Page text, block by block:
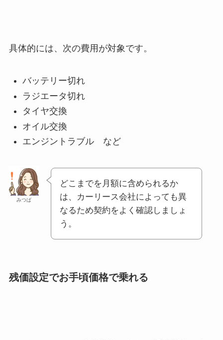
具体的には、次の費用が対象です。
バッテリー切れ
ラジエータ切れ
タイヤ交換
オイル交換
エンジントラブル など
みつば
どこまでを月額に含められるか
は、カーリース会社によっても異
なるため契約をよく確認しましょ
う。
残価設定でお手頃価格で乗れる